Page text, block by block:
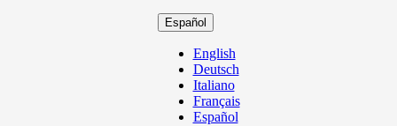
Español
English
Deutsch
Italiano
Français
Español